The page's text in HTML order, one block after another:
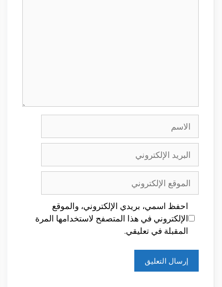
الاسم
البريد
الإلكتروني
الموقع
الإلكتروني
احفظ اسمي، بريدي الإلكتروني، والموقع
الإلكتروني في هذا المتصفح لاستخدامها المرة
المقبلة في تعليقي.